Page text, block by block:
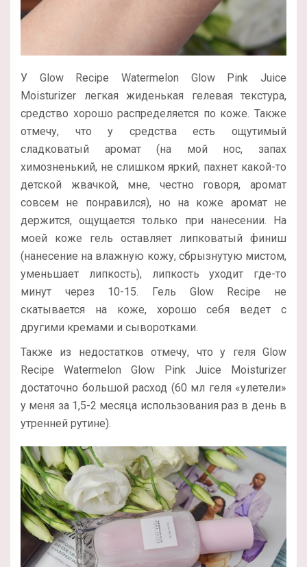
У Glow Recipe Watermelon Glow Pink Juice
Moisturizer легкая жиденькая гелевая текстура,
средство хорошо распределяется по коже. Также
отмечу, что у средства есть ощутимый
сладковатый аромат (на мой нос, запах
химозненький, не слишком яркий, пахнет какой-то
детской жвачкой, мне, честно говоря, аромат
совсем не понравился), но на коже аромат не
держится, ощущается только при нанесении. На
моей коже гель оставляет липковатый финиш
(нанесение на влажную кожу, сбрызнутую мистом,
уменьшает липкость), липкость уходит где-то
минут через 10-15. Гель Glow Recipe не
скатывается на коже, хорошо себя ведет с
другими кремами и сыворотками.
Также из недостатков отмечу, что у геля Glow
Recipe Watermelon Glow Pink Juice Moisturizer
достаточно большой расход (60 мл геля «улетели»
у меня за 1,5-2 месяца использования раз в день в
утренней рутине).